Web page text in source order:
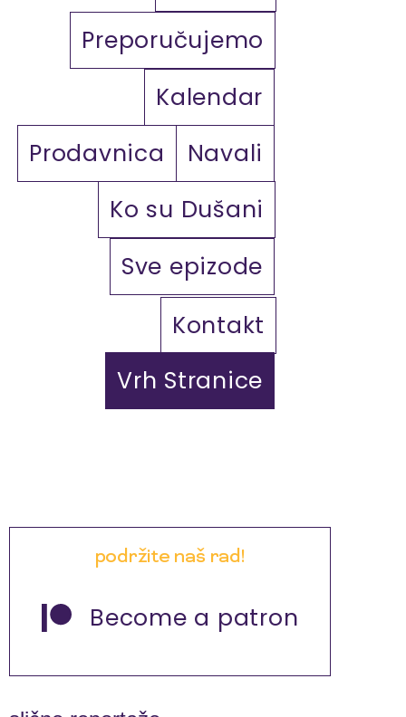
Preporučujemo
Kalendar
Prodavnica
Navali
Ko su Dušani
Sve epizode
Kontakt
Vrh Stranice
podržite naš rad!
Become a patron